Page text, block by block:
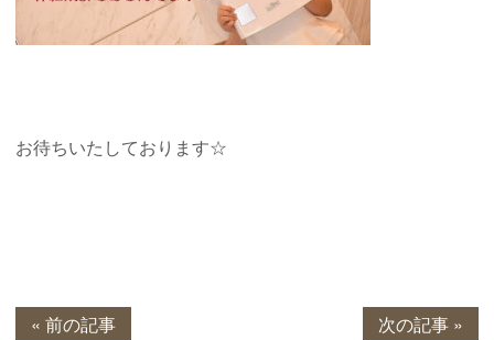
お待ちいたしております☆
« 前の記事 次の記事 »